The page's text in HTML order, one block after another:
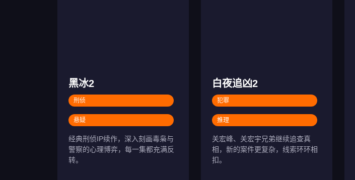
黑冰2
刑侦
悬疑
经典刑侦IP续作，深入刻画毒枭与
警察的心理博弈，每一集都充满反
转。
白夜追凶2
犯罪
推理
关宏峰、关宏宇兄弟继续追查真
相，新的案件更复杂，线索环环相
扣。